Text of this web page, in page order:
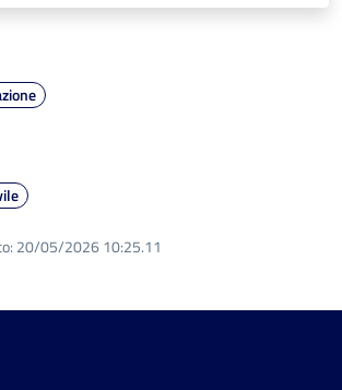
20/05/2026 10:25.11